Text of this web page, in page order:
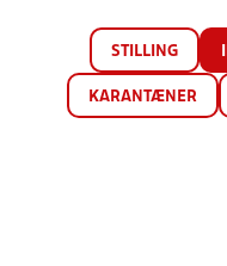
STILLING
KARANTÆNER